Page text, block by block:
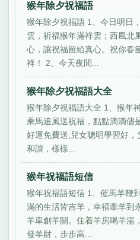
猴年除夕祝福語
猴年除夕祝福語 1、今日明日
雲，祈福猴年滿祥雲；西風北
心，讓祝福留給真心。祝你春
祥！ 2、今天夜間...
猴年除夕祝福語大全
猴年除夕祝福語大全 1、猴年
乘馬追風送祝福，點點滴滴儘
好運免費送;兒女聰明學習好
和諧，樣樣...
猴年祝福語短信
猴年祝福語短信 1、催馬羊鞭
滿的生活皆吉羊，幸福牽羊到
羊車創羊關。住着羊房喝羊湯
發羊財，步步高...